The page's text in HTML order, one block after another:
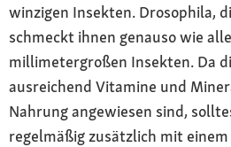
winzigen Insekten. Drosophila,
schmeckt ihnen genauso wie
millimetergroßen Insekten. Da
ausreichend Vitamine und
Nahrung angewiesen sind,
regelmäßig zusätzlich mit